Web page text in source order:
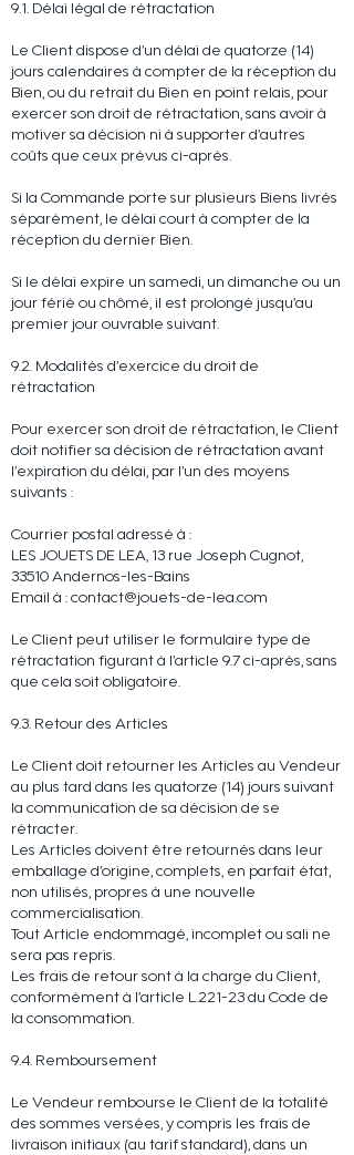
9.1. Délai légal de rétractation
Le Client dispose d’un délai de quatorze (14)
jours calendaires à compter de la réception du
Bien, ou du retrait du Bien en point relais, pour
exercer son droit de rétractation, sans avoir à
motiver sa décision ni à supporter d’autres
coûts que ceux prévus ci-après.
Si la Commande porte sur plusieurs Biens livrés
séparément, le délai court à compter de la
réception du dernier Bien.
Si le délai expire un samedi, un dimanche ou un
jour férié ou chômé, il est prolongé jusqu’au
premier jour ouvrable suivant.
9.2. Modalités d’exercice du droit de
rétractation
Pour exercer son droit de rétractation, le Client
doit notifier sa décision de rétractation avant
l’expiration du délai, par l’un des moyens
suivants :
Courrier postal adressé à :
LES JOUETS DE LEA, 13 rue Joseph Cugnot,
33510 Andernos-les-Bains
Email à : contact@jouets-de-lea.com
Le Client peut utiliser le formulaire type de
rétractation figurant à l’article 9.7 ci-après, sans
que cela soit obligatoire.
9.3. Retour des Articles
Le Client doit retourner les Articles au Vendeur
au plus tard dans les quatorze (14) jours suivant
la communication de sa décision de se
rétracter.
Les Articles doivent être retournés dans leur
emballage d’origine, complets, en parfait état,
non utilisés, propres à une nouvelle
commercialisation.
Tout Article endommagé, incomplet ou sali ne
sera pas repris.
Les frais de retour sont à la charge du Client,
conformément à l’article L.221-23 du Code de
la consommation.
9.4. Remboursement
Le Vendeur rembourse le Client de la totalité
des sommes versées, y compris les frais de
livraison initiaux (au tarif standard), dans un